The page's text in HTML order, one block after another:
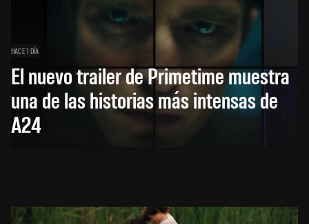
HACE 1 DÍA
El nuevo trailer de Primetime muestra
una de las historias más intensas de
A24